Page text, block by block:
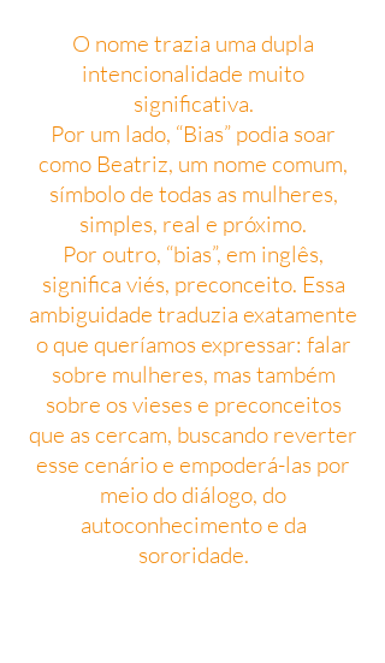
O nome trazia uma dupla
intencionalidade muito
significativa.
Por um lado, “Bias” podia soar
como Beatriz, um nome comum,
símbolo de todas as mulheres,
simples, real e próximo.
Por outro, “bias”, em inglês,
significa viés, preconceito. Essa
ambiguidade traduzia exatamente
o que queríamos expressar: falar
sobre mulheres, mas também
sobre os vieses e preconceitos
que as cercam, buscando reverter
esse cenário e empoderá-las por
meio do diálogo, do
autoconhecimento e da
sororidade.